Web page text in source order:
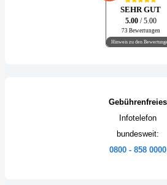
SEHR GUT
5.00 / 5.00
73 Bewertungen
Hinweis zu den
Gebührenfreies
Infotelefon
bundesweit:
0800 - 858 0000